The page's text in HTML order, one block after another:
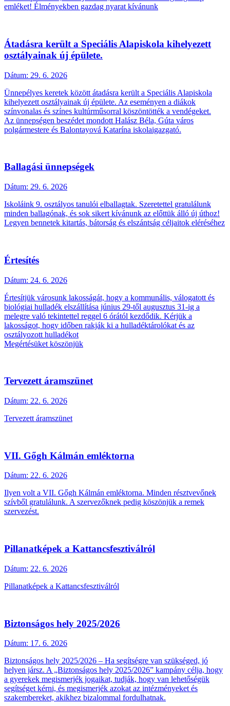
emléket! Élményekben gazdag nyarat kívánunk
Átadásra került a Speciális Alapiskola kihelyezett
osztályainak új épülete.
Dátum: 29. 6. 2026
Ünnepélyes keretek között átadásra került a Speciális Alapiskola
kihelyezett osztályainak új épülete. Az eseményen a diákok
színvonalas és színes kultúrműsorral köszöntötték a vendégeket.
Az ünnepségen beszédet mondott Halász Béla, Gúta város
polgármestere és Balontayová Katarína iskolaigazgató.
Ballagási ünnepségek
Dátum: 29. 6. 2026
Iskoláink 9. osztályos tanulói elballagtak. Szeretettel gratulálunk
minden ballagónak, és sok sikert kívánunk az előttük álló új úthoz!
Legyen bennetek kitartás, bátorság és elszántság céljaitok eléréséhez
Értesítés
Dátum: 24. 6. 2026
Értesítjük városunk lakosságát, hogy a kommunális, válogatott és
biológiai hulladék elszállítása június 29-től augusztus 31-ig a
melegre való tekintettel reggel 6 órától kezdődik. Kérjük a
lakosságot, hogy időben rakják ki a hulladéktárolókat és az
osztályozott hulladékot
Megértésüket köszönjük
Tervezett áramszünet
Dátum: 22. 6. 2026
Tervezett áramszünet
VII. Gőgh Kálmán emléktorna
Dátum: 22. 6. 2026
Ilyen volt a VII. Gőgh Kálmán emléktorna. Minden résztvevőnek
szívből gratulálunk. A szervezőknek pedig köszönjük a remek
szervezést.
Pillanatképek a Kattancsfesztiválról
Dátum: 22. 6. 2026
Pillanatképek a Kattancsfesztiválról
Biztonságos hely 2025/2026
Dátum: 17. 6. 2026
Biztonságos hely 2025/2026 – Ha segítségre van szükséged, jó
helyen jársz. A „Biztonságos hely 2025/2026” kampány célja, hogy
a gyerekek megismerjék jogaikat, tudják, hogy van lehetőségük
segítséget kérni, és megismerjék azokat az intézményeket és
szakembereket, akikhez bizalommal fordulhatnak.